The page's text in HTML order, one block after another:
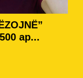
ap...